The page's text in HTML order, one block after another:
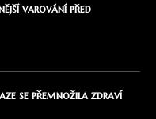
varování před
se přemnožila zdraví